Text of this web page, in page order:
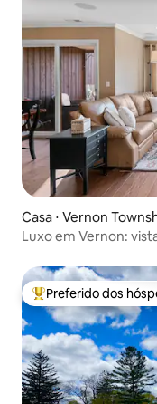
Casa ⋅ Vernon
Luxo em Vernon:
Entre os melhores
Preferido dos